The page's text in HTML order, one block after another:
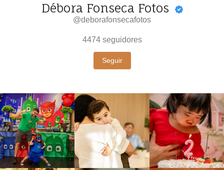
Débora Fonseca Fotos
@deborafonsecafotos
4474 seguidores
Seguir